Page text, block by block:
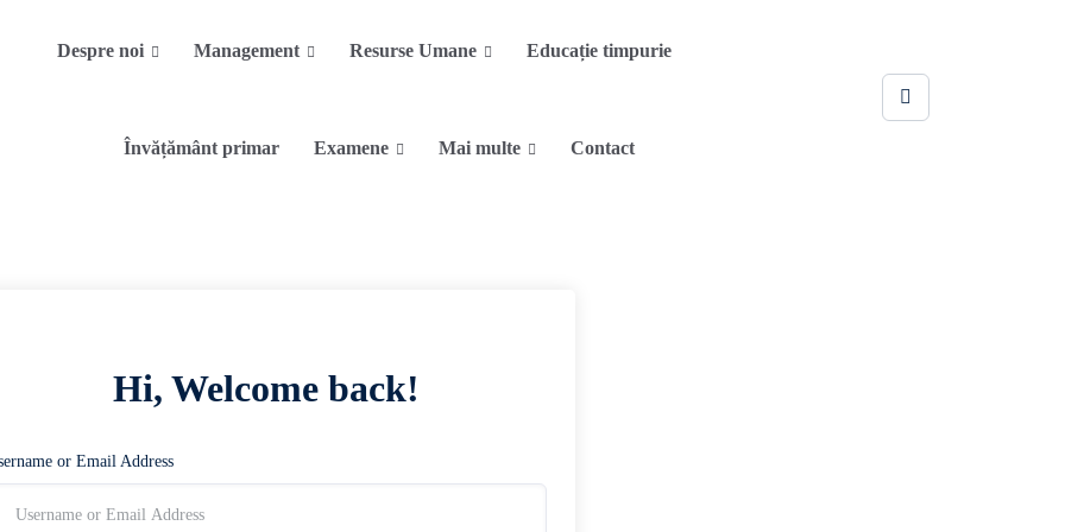
Despre noi Management Resurse Umane Educație timpurie
Învățământ primar Examene Mai multe Contact
Hi, Welcome back!
or Email Address